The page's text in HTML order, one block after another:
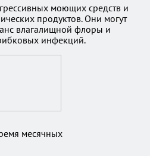
моющих средств и
продуктов. Они могут
влагалищной флоры и
инфекций.
месячных